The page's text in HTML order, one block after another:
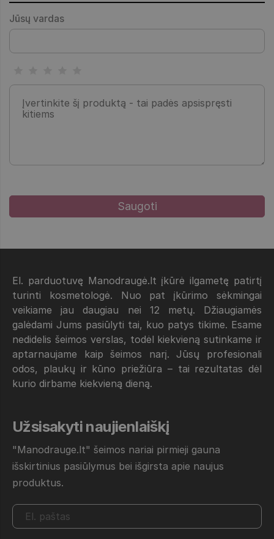
Jūsų vardas
El. parduotuvę Manodraugė.lt įkūrė ilgametę patirtį
turinti kosmetologė. Nuo pat įkūrimo sėkmingai
veikiame jau daugiau nei 12 metų. Džiaugiamės
galėdami Jums pasiūlyti tai, kuo patys tikime. Esame
nedidelis šeimos verslas, todėl kiekvieną sutinkame ir
aptarnaujame kaip šeimos narį. Jūsų profesionali
odos, plaukų ir kūno priežiūra – tai rezultatas dėl
kurio dirbame kiekvieną dieną.
Užsisakyti naujienlaiškį
"Manodrauge.lt" šeimos nariai pirmieji gauna
išskirtinius pasiūlymus bei išgirsta apie naujus
produktus.